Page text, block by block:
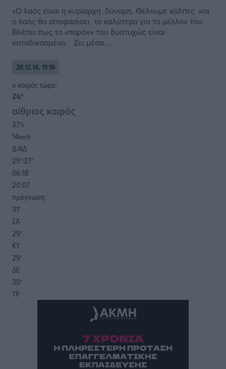
«Ο λαός είναι η κυρίαρχη δύναμη. Θέλουμε κάλπες και
ο λαός θα αποφασίσει το καλύτερο για το μέλλον του.
Βλέπει πως το «παρόν» του δυστυχώς είναι
καταδικασμένο. Ζει μέσα ...
28.12.14, 11:16
o καιρός τώρα:
24°
αίθριος καιρός
37%
14km/h
Δ-ΝΔ
25°/27°
06:18
20:07
πρόγνωση:
31°
ΣΑ
29°
ΚΥ
29°
ΔΕ
30°
ΤΡ